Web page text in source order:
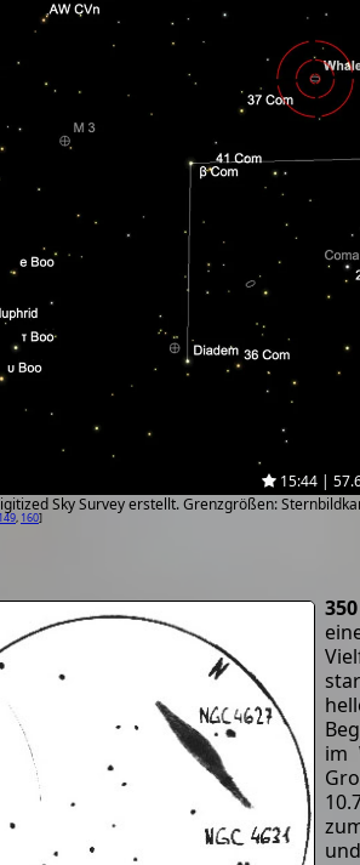
15:44 |
Sky Survey erstellt. Grenzgrößen:
149, 160]
im